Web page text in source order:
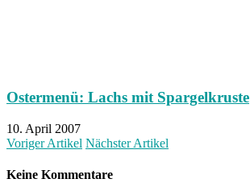
Ostermenü: Lachs mit Spargelkruste
10. April 2007
Voriger Artikel Nächster Artikel
Keine Kommentare